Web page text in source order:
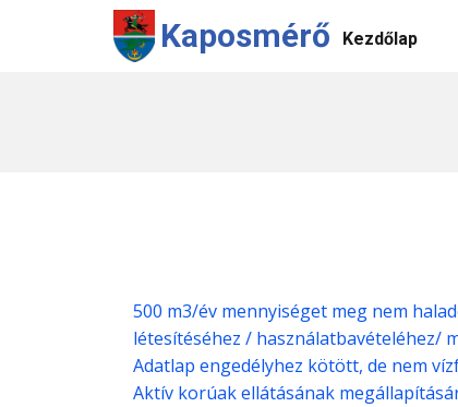
Kaposmérő Kezdőlap
500 m3/év mennyiséget meg nem
létesítéséhez / használatbavételéhez/
Adatlap engedélyhez kötött, de nem
Aktív korúak ellátásának